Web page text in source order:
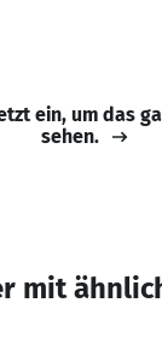
ein, um das
sehen.
mit